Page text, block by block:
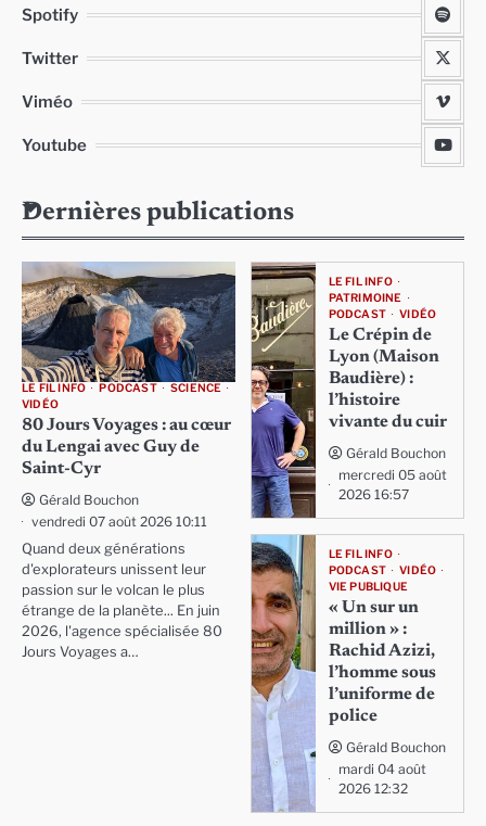
Spotify
Twitter
Viméo
Youtube
Dernières publications
LE FIL INFO PODCAST
SCIENCE
VIDÉO
80 Jours Voyages : au cœur
du Lengai avec Guy de
Saint-Cyr
Gérald Bouchon
vendredi 07 août 2026 10:11
Quand deux générations
d'explorateurs unissent leur
passion sur le volcan le plus
étrange de la planète... En juin
2026, l'agence spécialisée 80
Jours Voyages a…
LE FIL INFO
PATRIMOINE
PODCAST
VIDÉO
Le Crépin de
Lyon (Maison
Baudière) :
l’histoire
vivante du cuir
Gérald Bouchon
mercredi 05 août
2026 16:57
LE FIL INFO
PODCAST
VIDÉO
VIE PUBLIQUE
« Un sur un
million » :
Rachid Azizi,
l’homme sous
l’uniforme de
police
Gérald Bouchon
mardi 04 août
2026 12:32